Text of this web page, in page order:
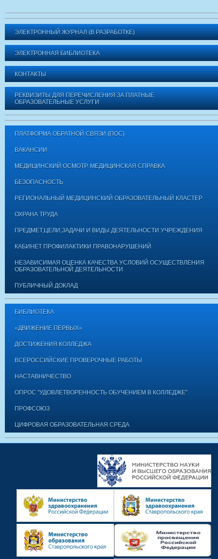
ЭЛЕКТРОННЫЙ ЖУРНАЛ (В РАЗРАБОТКЕ)
ЭЛЕКТРОННАЯ БИБЛИОТЕКА
КОНТАКТЫ
РЕКВИЗИТЫ ДЛЯ ПЕРЕЧИСЛЕНИЯ ЗА ПЛАТНЫЕ
ОБРАЗОВАТЕЛЬНЫЕ УСЛУГИ
ПЛАТФОРМА ОБРАТНОЙ СВЯЗИ (ПОС)
ВАКАНСИИ
МЕДИЦИНСКИЙ ОСМОТР. МЕДИЦИНСКАЯ СПРАВКА
БЕЗОПАСНОСТЬ
РЕГИОНАЛЬНЫЙ МЕДИЦИНСКИЙ ОБРАЗОВАТЕЛЬНЫЙ КЛАСТЕР
ОХРАНА ТРУДА
ПРЕДМЕТ,ЦЕЛИ,ЗАДАЧИ И ВИДЫ ДЕЯТЕЛЬНОСТИ УЧРЕЖДЕНИЯ
КАБИНЕТ ПРОФИЛАКТИКИ ПРАВОНАРУШЕНИЙ
НЕЗАВИСИМАЯ ОЦЕНКА КАЧЕСТВА УСЛОВИЙ ОСУЩЕСТВЛЕНИЯ
ОБРАЗОВАТЕЛЬНОЙ ДЕЯТЕЛЬНОСТИ
ПУБЛИЧНЫЙ ДОКЛАД
БИБЛИОТЕКА
«ДВИЖЕНИЕ ПЕРВЫХ»
ДОСТИЖЕНИЯ КОЛЛЕДЖА
ВСЕРОССИЙСКИЕ ПРОВЕРОЧНЫЕ РАБОТЫ
НАСТАВНИЧЕСТВО
ОПРОС "УДОВЛЕТВОРЕННОСТЬ ОБУЧЕНИЕМ В КОЛЛЕДЖЕ"
ПРОФСОЮЗ
ЦИФРОВАЯ ОБРАЗОВАТЕЛЬНАЯ СРЕДА